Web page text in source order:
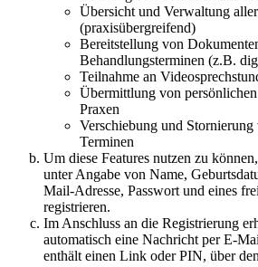
Übersicht und Verwaltung
(praxisübergreifend)
Bereitstellung von
Behandlungsterminen (z.B.
Teilnahme an
Übermittlung von
Praxen
Verschiebung und Stornierung
Terminen
Um diese Features nutzen zu
unter Angabe von Name,
Mail-Adresse, Passwort und eines
registrieren.
Im Anschluss an die Registrierung
automatisch eine Nachricht per E-
enthält einen Link oder PIN, über